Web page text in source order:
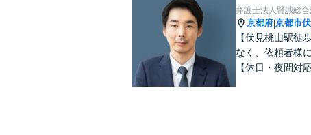
弁護士法人賢誠総
京都府|京都市
【伏見桃山駅徒
なく、依頼者様
【休日・夜間対